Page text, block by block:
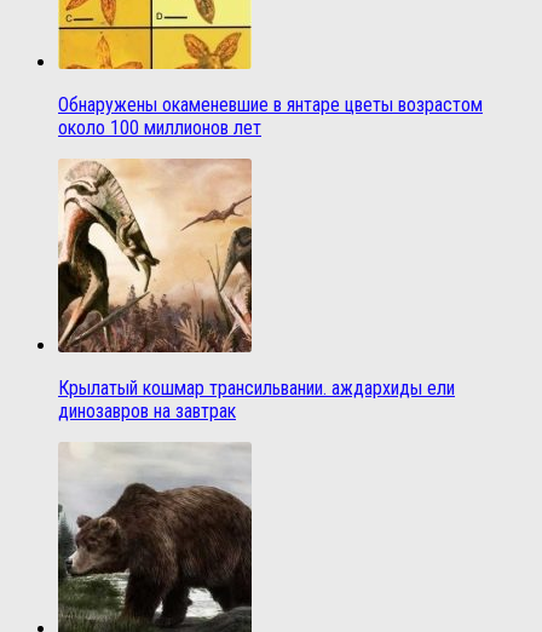
Обнаружены окаменевшие в янтаре цветы возрастом
около 100 миллионов лет
Крылатый кошмар трансильвании. аждархиды ели
динозавров на завтрак